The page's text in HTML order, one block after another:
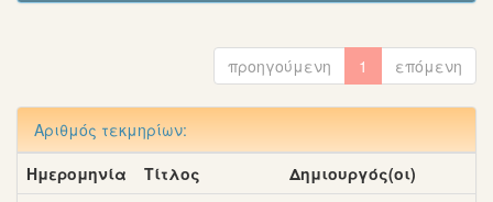
προηγούμενη 1 επόμενη
Αριθμός τεκμηρίων:
Ημερομηνία
Τίτλος
Δημιουργός(οι)